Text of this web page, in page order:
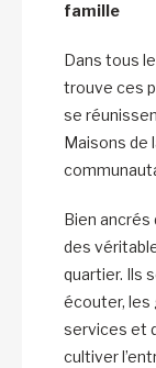
famille
Dans tous
trouve ces
se
Maisons de
Bien ancrés
des
quartier. Ils
écouter, les
services et
cultiver